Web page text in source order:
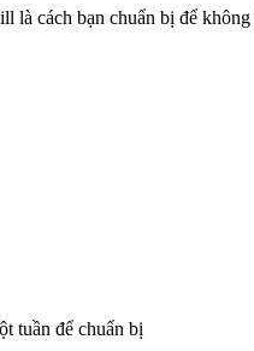
là cách bạn chuẩn bị để
tuần để chuẩn bị